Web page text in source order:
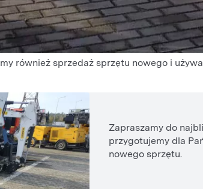
również sprzedaż sprzętu nowego i
Zapraszamy do
przygotujemy dla
nowego sprzętu.